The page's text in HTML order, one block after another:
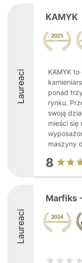
Laureaci
KAMYK
KAMYK
ponad
rynku.
swoją
mieści się
maszyny
8
Laureaci
Marfiks